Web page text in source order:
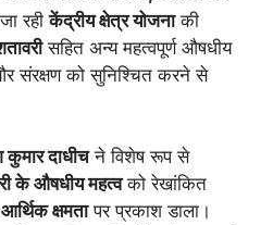
रहीकेंद्रीय क्षेत्र योजनाकी
सहित अन्य महत्वपूर्ण औषधीय
संरक्षण को सुनिश्चित करने से
दाधीचने विशेष रूप से
के औषधीय महत्वको रेखांकित
क्षमतापर प्रकाश डाला।